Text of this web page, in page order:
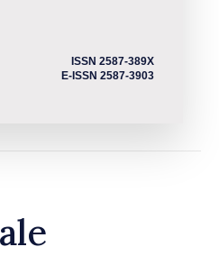
ISSN 2587-389X
E-ISSN 2587-3903